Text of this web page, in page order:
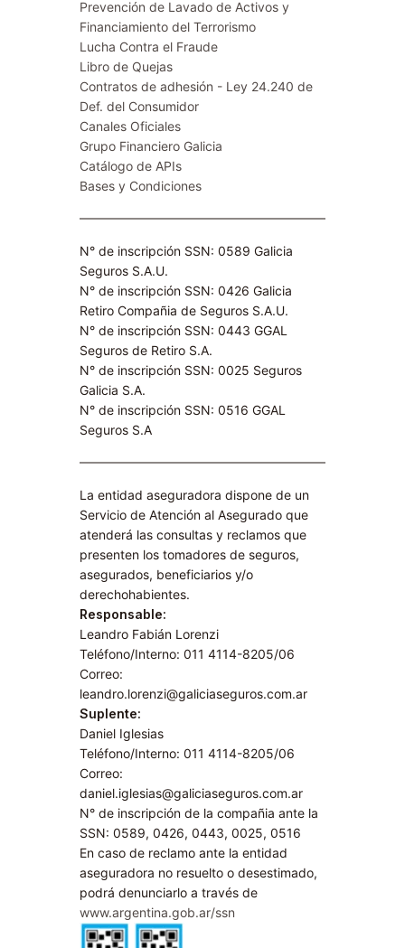
Prevención de Lavado de Activos y
Financiamiento del Terrorismo
Lucha Contra el Fraude
Libro de Quejas
Contratos de adhesión - Ley 24.240 de
Def. del Consumidor
Canales Oficiales
Grupo Financiero Galicia
Catálogo de APIs
Bases y Condiciones
N° de inscripción SSN: 0589 Galicia
Seguros S.A.U.
N° de inscripción SSN: 0426 Galicia
Retiro Compañia de Seguros S.A.U.​
N° de inscripción SSN: 0443 GGAL
Seguros de Retiro S.A​.
N° de inscripción SSN: 0025 Seguros
Galicia S.A.
N° de inscripción SSN: 0516 GGAL
Seguros S.A​
La entidad aseguradora dispone de un
Servicio de Atención al Asegurado que
atenderá las consultas y reclamos que
presenten los tomadores de seguros,
asegurados, beneficiarios y/o
derechohabientes.
Responsable:
Leandro Fabián Lorenzi
Teléfono/Interno: 011 4114-8205/06
Correo:
leandro.lorenzi@galiciaseguros.com.ar
Suplente:
Daniel Iglesias
Teléfono/Interno: 011 4114-8205/06
Correo:
daniel.iglesias@galiciaseguros.com.ar
N° de inscripción de la compañia ante la
SSN: 0589, 0426, 0443, 0025, 0516
En caso de reclamo ante la entidad
aseguradora no resuelto o desestimado,
podrá denunciarlo a través de
www.argentina.gob.ar/ssn